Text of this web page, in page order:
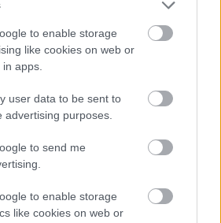
to enable storage
like cookies on web or
apps.
user data to be sent to
advertising purposes.
to send me
to enable storage
like cookies on web or
a Facebookon is!